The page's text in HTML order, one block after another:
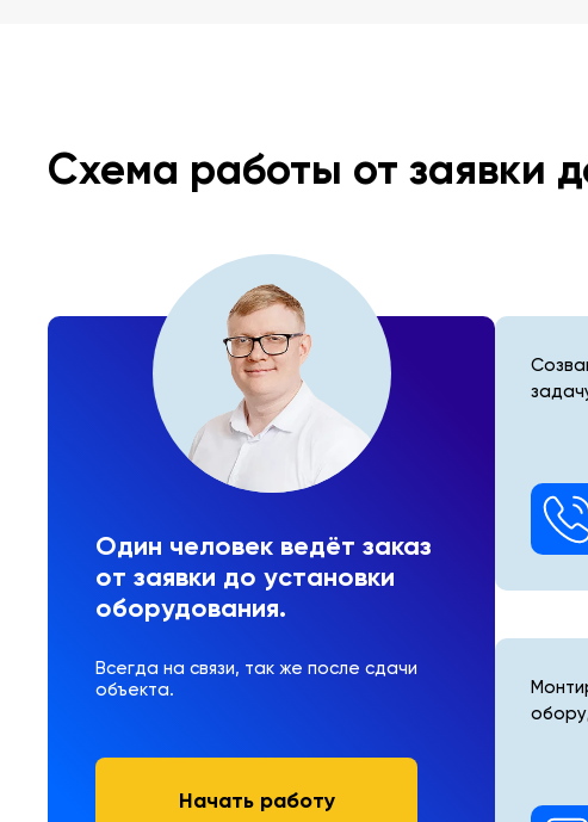
Схема работы от заявки
Один человек ведёт заказ
от заявки до установки
оборудования.
Всегда на связи, так же после сдачи
объекта.
Начать работу